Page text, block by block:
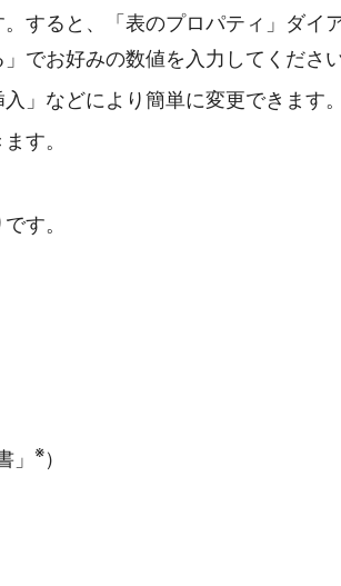
すると、「表のプロパティ」ダイ
でお好みの数値を入力してください
」などにより簡単に変更できます。
す。
す。
※）